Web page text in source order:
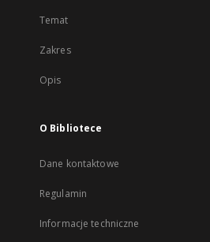
Temat
Zakres
Opis
O Bibliotece
Dane kontaktowe
Regulamin
Informacje techniczne